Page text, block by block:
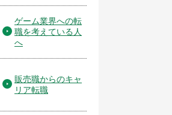
ゲーム業界への転
職を考えている人
へ
販売職からのキャ
リア転職